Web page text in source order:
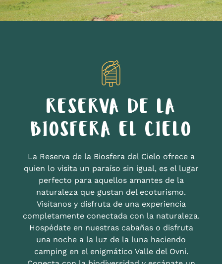
RESERVA DE LA
BIOSFERA EL CIELO
La Reserva de la Biosfera del Cielo ofrece a
quien lo visita un paraíso sin igual, es el lugar
perfecto para aquellos amantes de la
naturaleza que gustan del ecoturismo.
Visítanos y disfruta de una experiencia
completamente conectada con la naturaleza.
Hospédate en nuestras cabañas o disfruta
una noche a la luz de la luna haciendo
camping en el enigmático Valle del Ovni.